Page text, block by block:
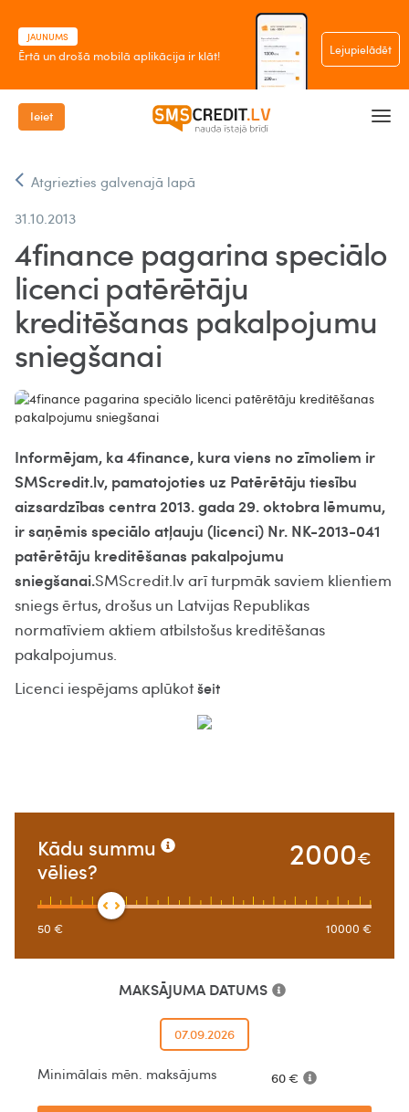
JAUNUMS
Ērtā un drošā mobilā aplikācija ir klāt! Lejupielādēt
Ieiet
Atgriezties galvenajā lapā
31.10.2013
4finance pagarina speciālo
licenci patērētāju
kreditēšanas pakalpojumu
sniegšanai
Informējam, ka 4finance, kura viens no zīmoliem ir
SMScredit.lv, pamatojoties uz Patērētāju tiesību
aizsardzības centra 2013. gada 29. oktobra lēmumu,
ir saņēmis speciālo atļauju (licenci) Nr. NK-2013-041
patērētāju kreditēšanas pakalpojumu
sniegšanai.SMScredit.lv arī turpmāk saviem klientiem
sniegs ērtus, drošus un Latvijas Republikas
normatīviem aktiem atbilstošus kreditēšanas
pakalpojumus.
Licenci iespējams aplūkotšeit
Kādu summu
vēlies?
2000€
50 € 10000 €
MAKSĀJUMA DATUMS
07.09.2026
Minimālais mēn. maksājums 60€